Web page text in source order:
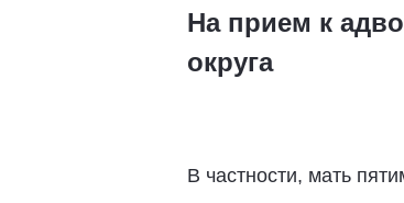
На прием к
округа
В частности, мать